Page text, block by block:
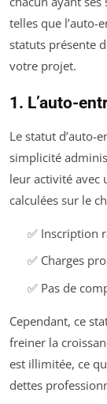
telles que l’auto-
statuts présente
votre projet.
1. L’auto-
Le statut d’auto-
simplicité
leur activité avec
calculées sur le
✅ Inscription
✅ Charges
✅ Pas de
Cependant, ce
freiner la
est illimitée, ce
dettes